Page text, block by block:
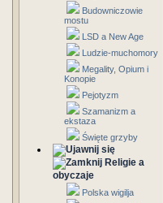
Budowniczowie
mostu
LSD a New Age
Ludzie-muchomory
Megality, Opium i
Konopie
Pejotyzm
Szamanizm a
ekstaza
Święte grzyby
Religie a
obyczaje
Polska wigilja